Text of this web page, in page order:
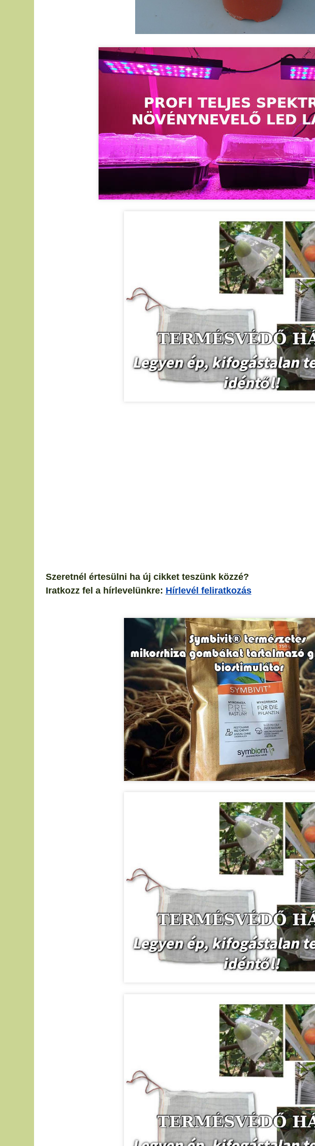
Szeretnél értesülni ha új cikket teszünk közzé?
Iratkozz fel a hírlevelünkre: Hírlevél feliratkozás